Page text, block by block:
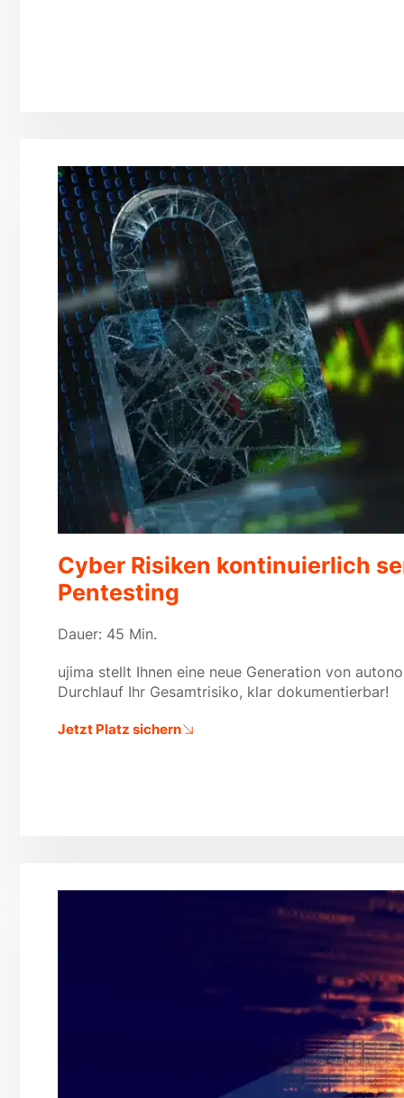
Cyber Risiken kontinuierlich
Pentesting
Dauer: 45 Min.
ujima stellt Ihnen eine neue Generation von
Durchlauf Ihr Gesamtrisiko, klar dokumentierbar!
Jetzt Platz sichern